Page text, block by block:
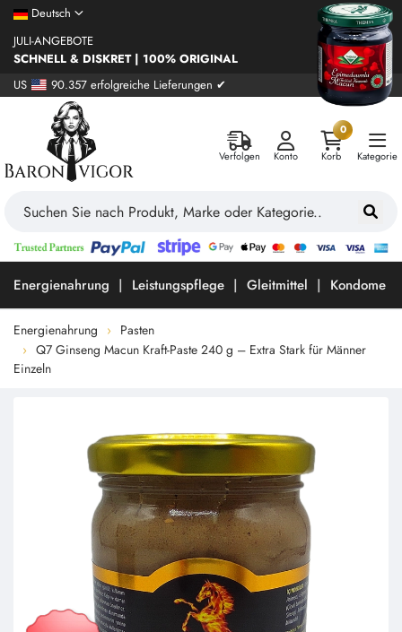
Deutsch
JULI-ANGEBOTE
SCHNELL & DISKRET | 100% ORIGINAL
US
90.357 erfolgreiche Lieferungen ✔
Verfolgen Konto
0
Korb
Kategorie
Energienahrung Leistungspflege Gleitmittel Kondome
Energienahrung
Pasten
Q7 Ginseng Macun Kraft-Paste 240 g – Extra Stark für Männer
Einzeln